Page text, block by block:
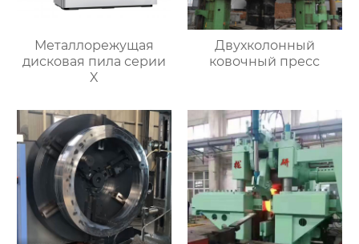
Металлорежущая
дисковая пила серии
X
Двухколонный
ковочный пресс